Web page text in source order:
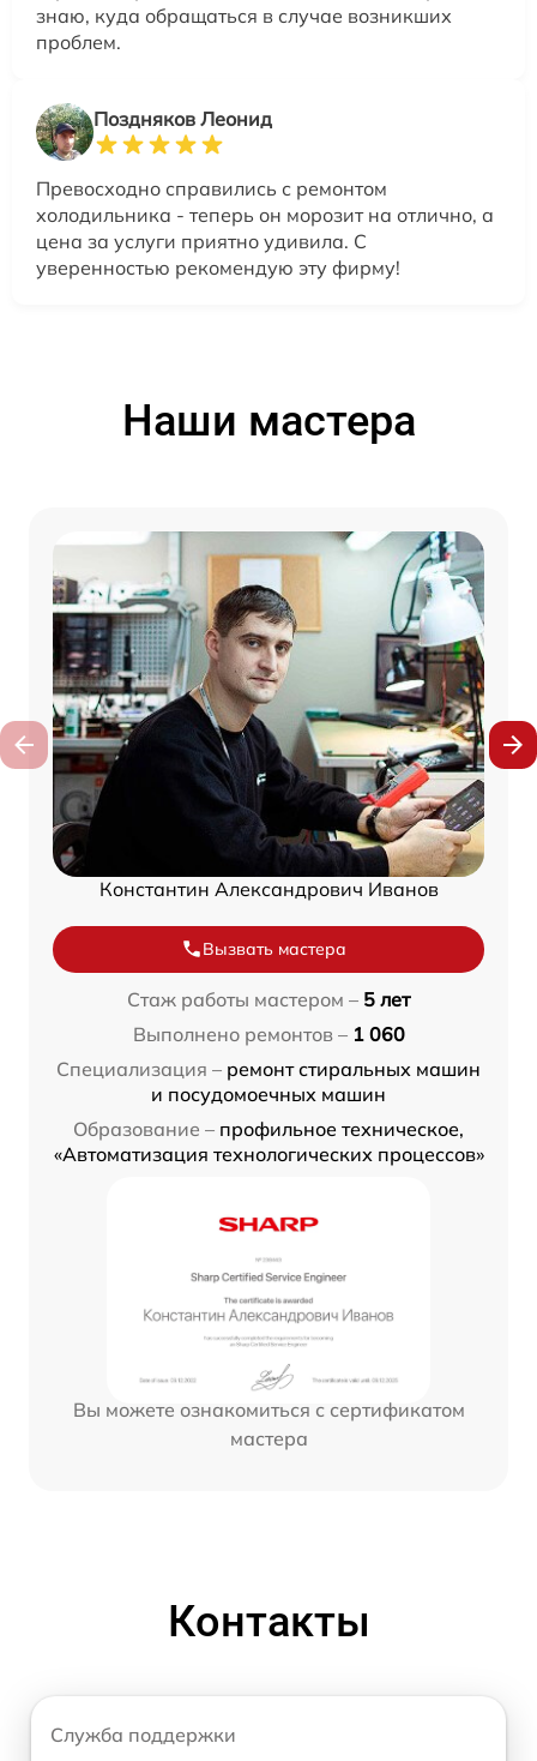
знаю, куда обращаться в случае возникших
проблем.
Поздняков Леонид
Превосходно справились с ремонтом
холодильника - теперь он морозит на отлично, а
цена за услуги приятно удивила. С
уверенностью рекомендую эту фирму!
Наши мастера
Константин Александрович Иванов
Вызвать мастера
Стаж работы мастером – 5 лет
Выполнено ремонтов – 1 060
Специализация – ремонт стиральных машин
и посудомоечных машин
Образование – профильное техническое,
«Автоматизация технологических процессов»
Вы можете ознакомиться с сертификатом
мастера
Контакты
Служба поддержки